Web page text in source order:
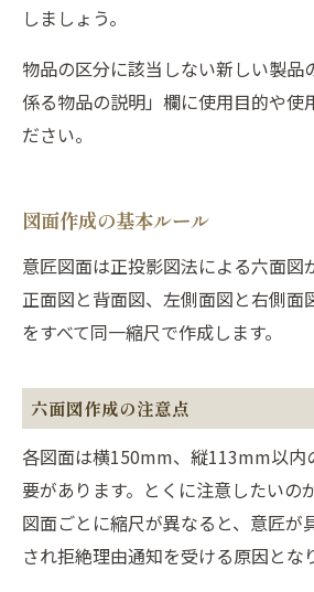
しましょう。
物品の区分に該当しない新しい製品
係る物品の説明」欄に使用目的や使
ださい。
図面作成の基本ルール
意匠図面は正投影図法による六面図
正面図と背面図、左側面図と右側面
をすべて同一縮尺で作成します。
六面図作成の注意点
各図面は横150mm、縦113mm以内
要があります。とくに注意したいの
図面ごとに縮尺が異なると、意匠が
され拒絶理由通知を受ける原因とな